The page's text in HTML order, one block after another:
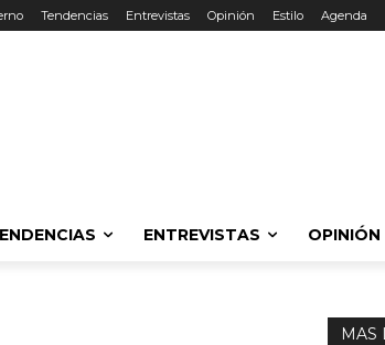
Tendencias Entrevistas Opinión Estilo Agenda
ENTREVISTAS OPINIÓN
MAS